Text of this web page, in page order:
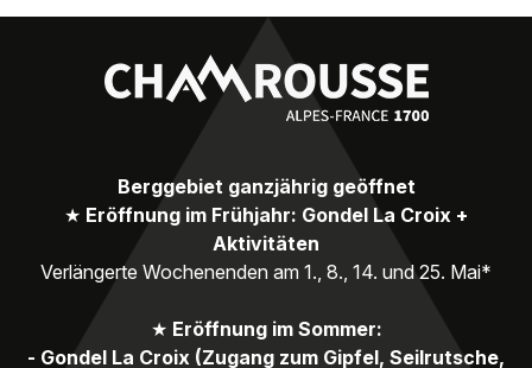
Berggebiet ganzjährig geöffnet
★ Eröffnung im Frühjahr: Gondel La Croix +
Aktivitäten
Verlängerte Wochenenden am 1., 8., 14. und 25. Mai*
★ Eröffnung im Sommer:
- Gondel La Croix (Zugang zum Gipfel, Seilrutsche,